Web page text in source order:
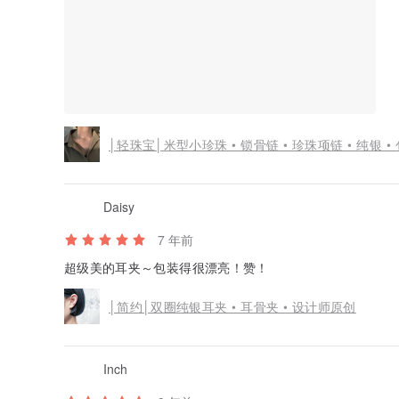
│轻珠宝│米型小珍珠 • 锁骨链 • 珍珠项链 • 纯银 •
Daisy
7 年前
超级美的耳夹～包装得很漂亮！赞！
│简约│双圈纯银耳夹 • 耳骨夹 • 设计师原创
Inch